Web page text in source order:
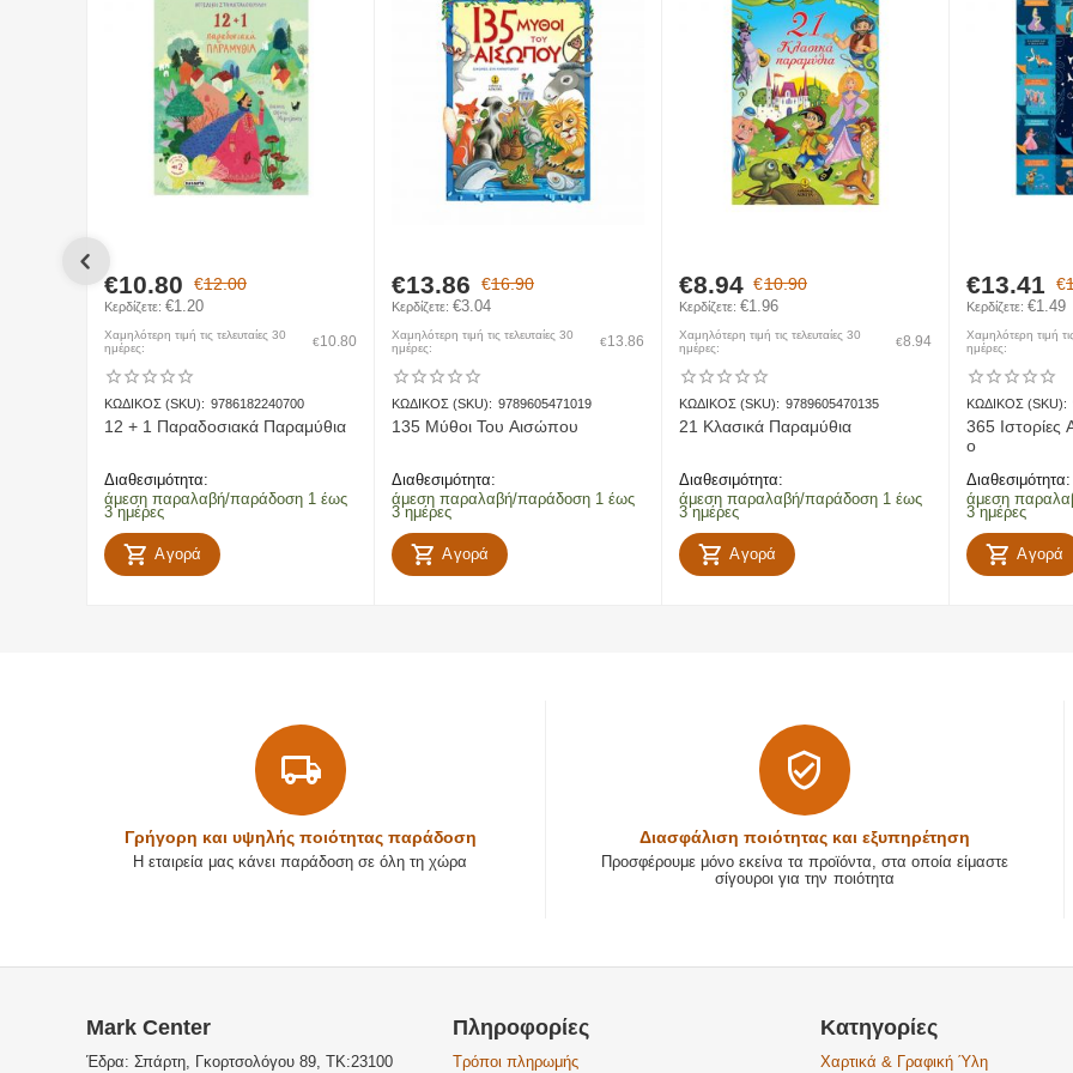
15 - 20kg --> 7€
20 - 1000kg --> 15€
3) Νησιωτικοι προορισμοι:
0 - 5kg --> 3€
5 - 10kg --> 4€
10 - 15kg --> 6€
15 - 20kg --> 8€
Χερσαίοι προορισμοί - Αφορά την παραλαβή, μεταφορά και παράδοση αποστολών προς χερσαίους προορισμούς.
Επιστροφές
€12.00
€10.80
Κερδίζετε: €1.20
Χαμηλότερη τιμή τις τελευταίες 30
ημέρες:
€10.80
ΚΩΔΙΚΟΣ (SKU): 9786182240700
12 + 1 Παραδοσιακά Παραμύθια
Διαθεσιμότητα:
άμεση παραλαβή/παράδοση 1 έως
3 ημέρες
Αγορά
€16.90
€13.86
Κερδίζετε: €3.04
Χαμηλότερη τιμή τις τελευταίες 30
ημέρες:
€13.86
ΚΩΔΙΚΟΣ (SKU): 9789605471019
135 Μύθοι Του Αισώπου
Διαθεσιμότητα:
άμεση παραλαβή/παράδοση 1 έως
3 ημέρες
Αγορά
€10.90
€8.94
Κερδίζετε: €1.96
Χαμηλότερη τιμή τις τελευταίες 30
ημέρες:
€8.94
ΚΩΔΙΚΟΣ (SKU): 9789605470135
21 Κλασικά Παραμύθια
Διαθεσιμότητα:
άμεση παραλαβή/παράδοση 1 έως
3 ημέρες
Αγορά
€
€13.41
Κερδίζετε: €1.49
Χαμηλότερη τιμή
ημέρες:
ΚΩΔΙΚΟΣ (SKU):
365
ο
Διαθεσιμότητα:
άμεση
3 ημέρες
Αγορά
Γρήγορη και υψηλής ποιότητας παράδοση
Η εταιρεία μας κάνει παράδοση σε όλη τη χώρα
Διασφάλιση ποιότητας και εξυπηρέτηση
Προσφέρουμε μόνο εκείνα τα προϊόντα, στα οποία είμαστε
σίγουροι για την ποιότητα
Mark Center
Έδρα: Σπάρτη, Γκορτσολόγου 89, ΤΚ:23100
Πληροφορίες
Τρόποι πληρωμής
Κατηγορίες
Χαρτικά & Γραφική Ύλη